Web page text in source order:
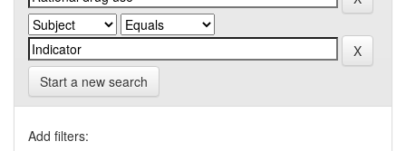
Start a new search
Add filters: